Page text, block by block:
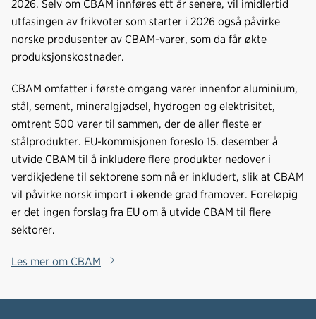
2026. Selv om CBAM innføres ett år senere, vil imidlertid
utfasingen av frikvoter som starter i 2026 også påvirke
norske produsenter av CBAM-varer, som da får økte
produksjonskostnader.
CBAM omfatter i første omgang varer innenfor aluminium,
stål, sement, mineralgjødsel, hydrogen og elektrisitet,
omtrent 500 varer til sammen, der de aller fleste er
stålprodukter. EU-kommisjonen foreslo 15. desember å
utvide CBAM til å inkludere flere produkter nedover i
verdikjedene til sektorene som nå er inkludert, slik at CBAM
vil påvirke norsk import i økende grad framover. Foreløpig
er det ingen forslag fra EU om å utvide CBAM til flere
sektorer.
Les mer om CBAM